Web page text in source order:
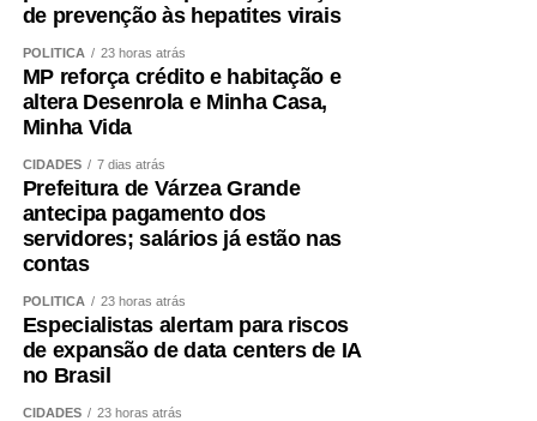
de prevenção às hepatites virais
POLÍTICA 23 horas atrás
MP reforça crédito e habitação e
altera Desenrola e Minha Casa,
Minha Vida
CIDADES 7 dias atrás
Prefeitura de Várzea Grande
antecipa pagamento dos
servidores; salários já estão nas
contas
POLÍTICA 23 horas atrás
Especialistas alertam para riscos
de expansão de data centers de IA
no Brasil
CIDADES 23 horas atrás